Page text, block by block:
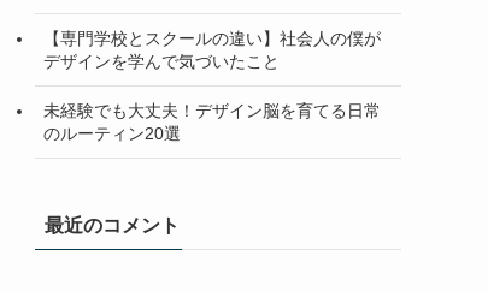
【専門学校とスクールの違い】社会人の僕が
デザインを学んで気づいたこと
未経験でも大丈夫！デザイン脳を育てる日常
のルーティン20選
最近のコメント